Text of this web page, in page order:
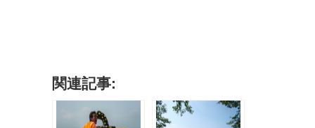
関連記事: